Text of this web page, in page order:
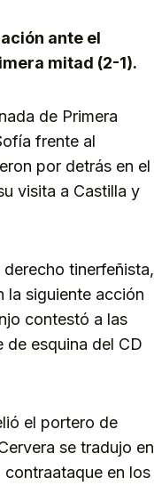
ante el
mitad (2-1).
de Primera
frente al
por detrás en el
visita a Castilla y
tinerfeñista,
la siguiente acción
contestó a las
de esquina del CD
el portero de
se tradujo en
en los